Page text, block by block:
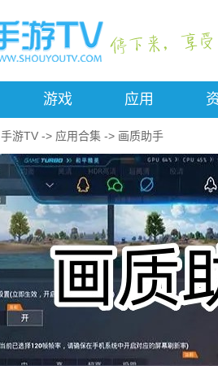
游戏 应用
手游TV -> 应用合集 -> 画质助手